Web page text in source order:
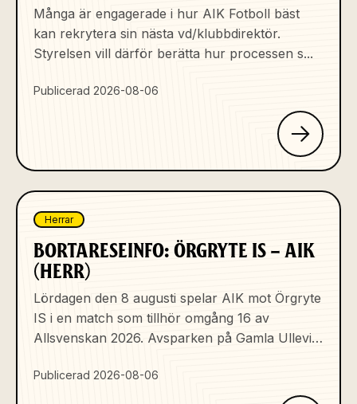
Många är engagerade i hur AIK Fotboll bäst
kan rekrytera sin nästa vd/klubbdirektör.
Styrelsen vill därför berätta hur processen s...
Publicerad 2026-08-06
Herrar
BORTARESEINFO: ÖRGRYTE IS – AIK
(HERR)
Lördagen den 8 augusti spelar AIK mot Örgryte
IS i en match som tillhör omgång 16 av
Allsvenskan 2026. Avsparken på Gamla Ullevi
Publicerad 2026-08-06